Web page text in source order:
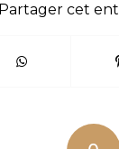
Partager cet